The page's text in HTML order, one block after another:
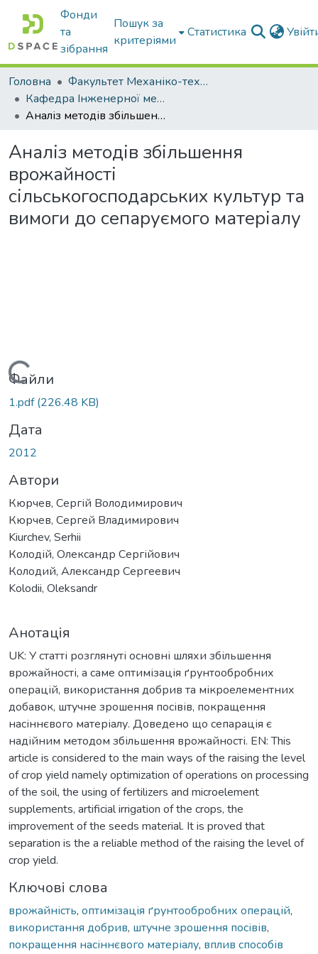
Фонди
та
зібрання
Пошук за
критеріями
Статистика
Головна
Факультет Механіко-технологічний
Кафедра Інженерної механіки та комп'ютерного проектування
Аналіз методів збільшення врожайності сільськогосподарських культур та вимоги до сепаруємого матеріалу
Аналіз методів збільшення
врожайності
сільськогосподарських культур та
вимоги до сепаруємого матеріалу
Вантажиться...
Файли
1.pdf(226.48 KB)
Дата
2012
Автори
Кюрчев, Сергій Володимирович
Кюрчев, Сергей Владимирович
Kiurchеv, Serhii
Колодій, Олександр Сергійович
Колодий, Александр Сергеевич
Kolodii, Oleksandr
Анотація
UK: У статті розглянуті основні шляхи збільшення
врожайності, а саме оптимізація ґрунтообробних
операцій, використання добрив та мікроелементних
добавок, штучне зрошення посівів, покращення
насіннєвого матеріалу. Доведено що сепарація є
надійним методом збільшення врожайності. EN: This
article is considered to the main ways of the raising the level
of crop yield namely optimization of operations on processing
of the soil, the using of fertilizers and microelement
supplements, artificial irrigation of the crops, the
improvement of the seeds material. It is proved that
separation is the a reliable method of the raising the level of
crop yield.
Ключові слова
врожайність, оптимізація ґрунтообробних операцій,
використання добрив, штучне зрошення посівів,
покращення насіннєвого матеріалу, вплив способів